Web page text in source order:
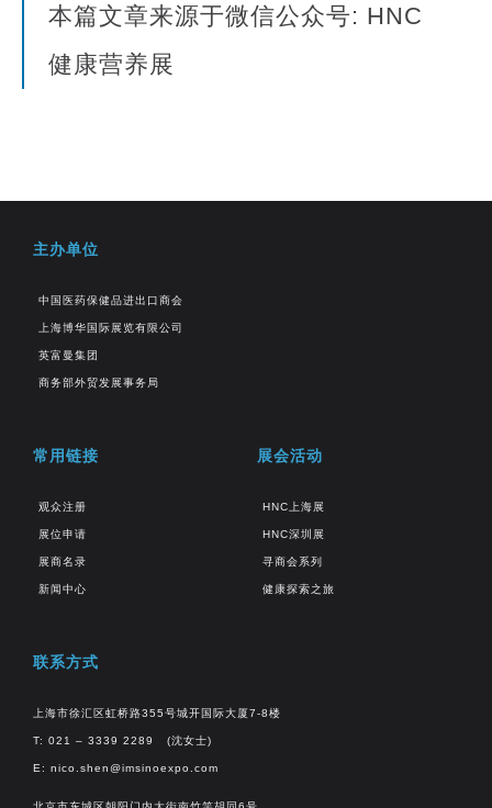
本篇文章来源于微信公众号: HNC
健康营养展
主办单位
中国医药保健品进出口商会
上海博华国际展览有限公司
英富曼集团
商务部外贸发展事务局
常用链接
观众注册
展位申请
展商名录
新闻中心
展会活动
HNC上海展
HNC深圳展
寻商会系列
健康探索之旅
联系方式
上海市徐汇区虹桥路355号城开国际大厦7-8楼
T: 021 – 3339 2289 (沈女士)
E: nico.shen@imsinoexpo.com